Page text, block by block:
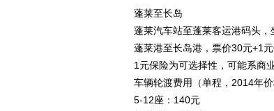
蓬莱至长岛
蓬莱汽车站至蓬莱客运港码头，
蓬莱港至长岛港，票价30元+1元
1元保险为可选择性，可能系商
车辆轮渡费用（单程，2014年价
5-12座：140元